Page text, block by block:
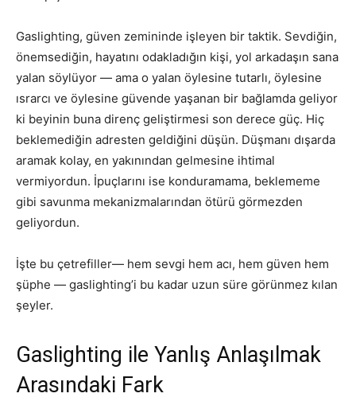
Gaslighting, güven zemininde işleyen bir taktik. Sevdiğin,
önemsediğin, hayatını odakladığın kişi, yol arkadaşın sana
yalan söylüyor — ama o yalan öylesine tutarlı, öylesine
ısrarcı ve öylesine güvende yaşanan bir bağlamda geliyor
ki beyinin buna direnç geliştirmesi son derece güç. Hiç
beklemediğin adresten geldiğini düşün. Düşmanı dışarda
aramak kolay, en yakınından gelmesine ihtimal
vermiyordun. İpuçlarını ise konduramama, beklememe
gibi savunma mekanizmalarından ötürü görmezden
geliyordun.
İşte bu çetrefiller— hem sevgi hem acı, hem güven hem
şüphe — gaslighting’i bu kadar uzun süre görünmez kılan
şeyler.
Gaslighting ile Yanlış Anlaşılmak
Arasındaki Fark